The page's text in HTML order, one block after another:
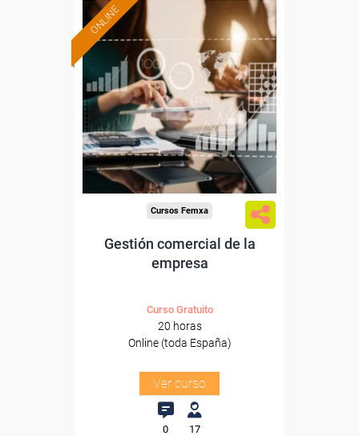
ONLINE
Formación 100%
subvencionada.
Para desempleados,
trabajadores y autónomos.
Sector
-Grandes Almacenes.
Cursos Femxa
Gestión comercial de la
empresa
Curso Gratuito
20 horas
Online (toda España)
Ver curso
0 17